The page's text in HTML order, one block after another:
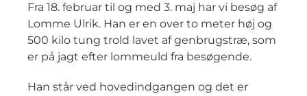
Fra 18. februar til og med 3. maj har vi besøg af
Lomme Ulrik. Han er en over to meter høj og
500 kilo tung trold lavet af genbrugstræ, som
er på jagt efter lommeuld fra besøgende.
Han står ved hovedindgangen og det er